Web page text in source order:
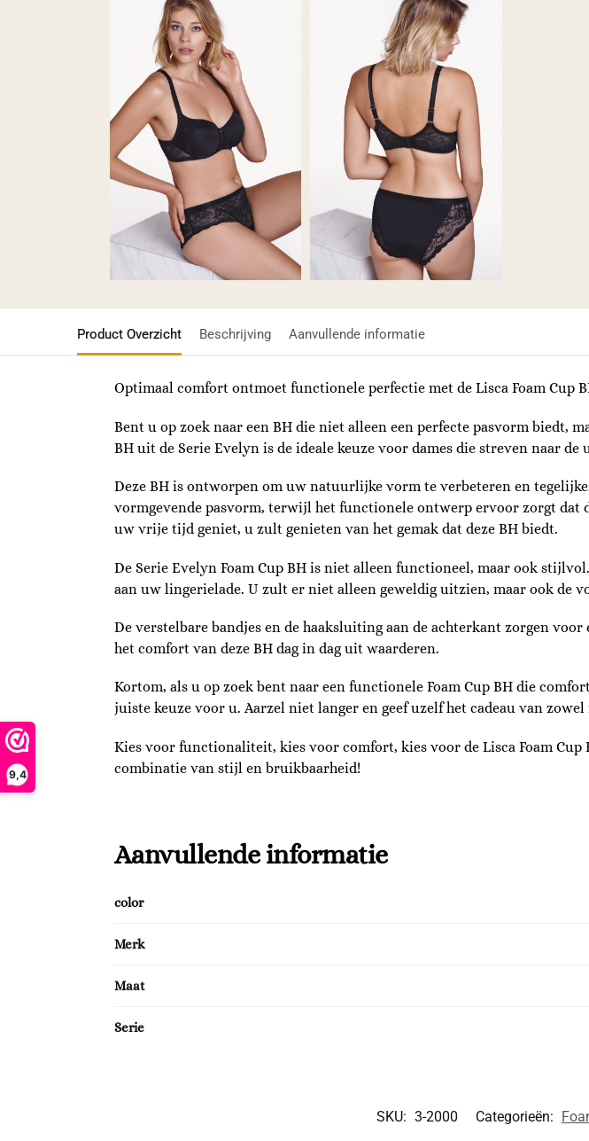
9,4
Product Overzicht Beschrijving Aanvullende informatie
Optimaal comfort ontmoet functionele perfectie met de Lisca Foam Cup
Bent u op zoek naar een BH die niet alleen een perfecte pasvorm biedt,
BH uit de Serie Evelyn is de ideale keuze voor dames die streven naar
Deze BH is ontworpen om uw natuurlijke vorm te verbeteren en
vormgevende pasvorm, terwijl het functionele ontwerp ervoor zorgt dat
uw vrije tijd geniet, u zult genieten van het gemak dat deze BH biedt.
De Serie Evelyn Foam Cup BH is niet alleen functioneel, maar ook
aan uw lingerielade. U zult er niet alleen geweldig uitzien, maar ook de
De verstelbare bandjes en de haaksluiting aan de achterkant zorgen
het comfort van deze BH dag in dag uit waarderen.
Kortom, als u op zoek bent naar een functionele Foam Cup BH die
juiste keuze voor u. Aarzel niet langer en geef uzelf het cadeau van
Kies voor functionaliteit, kies voor comfort, kies voor de Lisca Foam Cup
combinatie van stijl en bruikbaarheid!
Aanvullende informatie
color
Merk
Maat
Serie
SKU: 3-2000 Categorieën: